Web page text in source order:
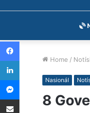
Home /
Nasionál
8
Facebook
LinkedIn
Messenger